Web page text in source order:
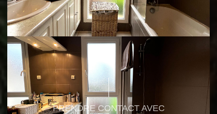
VOITURE
RÉSULTATS DES LYCÉES
92 %
ECOLES ET CRÈCHES
6,4 étab/km²
RESTAURANTS ET CAFÉS
0,3 tous les 100m
COMMERCES
2,4 tous les 100m
MÉDECINS
350 hab/médecin
PRENDRE CONTACT AVEC